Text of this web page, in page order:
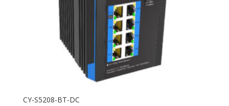
CY-S5208-BT-DC